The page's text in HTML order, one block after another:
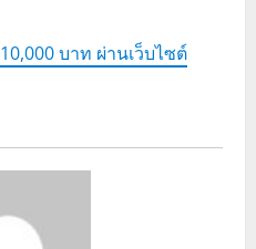
บาท ผ่านเว็บไซต์